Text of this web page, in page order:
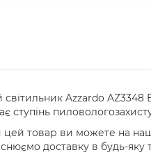
світильник Azzardo
ступінь
товар ви можете на
доставку в будь-